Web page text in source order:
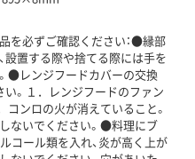
必ずご確認ください：●縁部
設置する際や捨てる際には手を
●レンジフードカバーの交換
い。１．レンジフードのファン
ンロの火が消えていること。
ないでください。●料理にブ
コール類を入れ、炎が高く上が